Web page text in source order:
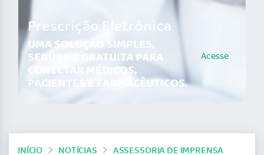
Prescrição Eletrônica
UMA SOLUÇÃO SIMPLES,
SEGURA E GRATUITA PARA
CONECTAR MÉDICOS,
PACIENTES E FARMACÊUTICOS.
Acesse
INÍCIO NOTÍCIAS
ASSESSORIA DE IMPRENSA